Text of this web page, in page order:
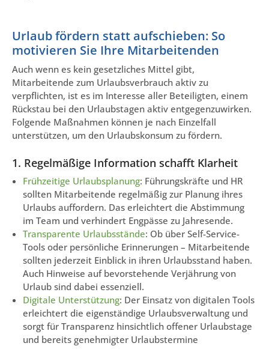
Urlaub fördern statt aufschieben: So
motivieren Sie Ihre Mitarbeitenden
Auch wenn es kein gesetzliches Mittel gibt,
Mitarbeitende zum Urlaubsverbrauch aktiv zu
verpflichten, ist es im Interesse aller Beteiligten, einem
Rückstau bei den Urlaubstagen aktiv entgegenzuwirken.
Folgende Maßnahmen können je nach Einzelfall
unterstützen, um den Urlaubskonsum zu fördern.
1. Regelmäßige Information schafft Klarheit
Frühzeitige Urlaubsplanung: Führungskräfte und HR
sollten Mitarbeitende regelmäßig zur Planung ihres
Urlaubs auffordern. Das erleichtert die Abstimmung
im Team und verhindert Engpässe zu Jahresende.
Transparente Urlaubsstände: Ob über Self-Service-
Tools oder persönliche Erinnerungen – Mitarbeitende
sollten jederzeit Einblick in ihren Urlaubsstand haben.
Auch Hinweise auf bevorstehende Verjährung von
Urlaub sind dabei essenziell.
Digitale Unterstützung: Der Einsatz von digitalen Tools
erleichtert die eigenständige Urlaubsverwaltung und
sorgt für Transparenz hinsichtlich offener Urlaubstage
und bereits genehmigter Urlaubstermine